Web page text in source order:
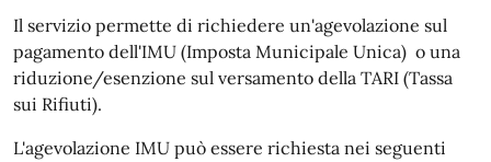
Il servizio permette di richiedere un'agevolazione sul
pagamento dell'IMU (Imposta Municipale Unica) o una
riduzione/esenzione sul versamento della TARI (Tassa
sui Rifiuti).
L'agevolazione IMU può essere richiesta nei seguenti